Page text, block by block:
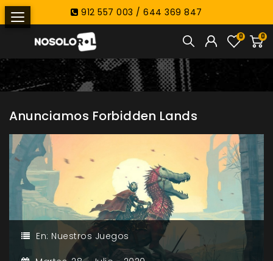
912 557 003 / 644 369 847
0
0
Anunciamos Forbidden Lands
En: Nuestros Juegos